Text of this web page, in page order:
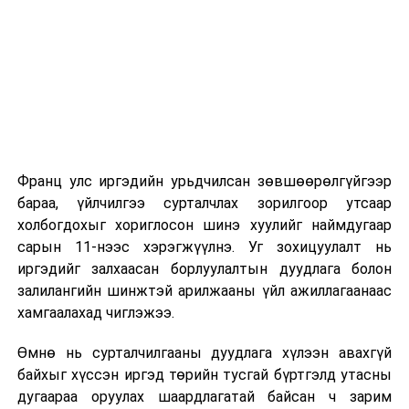
2026 оны 9 дүгээр сарын 13-наас оюутнуудыг
дотуур байранд оруулж эхэлнэ.
Сургууль, цэцэрлэгийн үйл ажиллагааны
зохицуулалт
2026 оны 8 дугаар сарын 17–28-ны өдрүүдэд
байранд элсэлт, бүртгэл болон бусад аливаа
арга хэмжээ зохион байгуулахгүй болно.
Франц улс иргэдийн урьдчилсан зөвшөөрөлгүйгээр
бараа, үйлчилгээ сурталчлах зорилгоор утсаар
холбогдохыг хориглосон шинэ хуулийг наймдугаар
сарын 11-нээс хэрэгжүүлнэ. Уг зохицуулалт нь
иргэдийг залхаасан борлуулалтын дуудлага болон
залилангийн шинжтэй арилжааны үйл ажиллагаанаас
хамгаалахад чиглэжээ.
Өмнө нь сурталчилгааны дуудлага хүлээн авахгүй
байхыг хүссэн иргэд төрийн тусгай бүртгэлд утасны
дугаараа оруулах шаардлагатай байсан ч зарим